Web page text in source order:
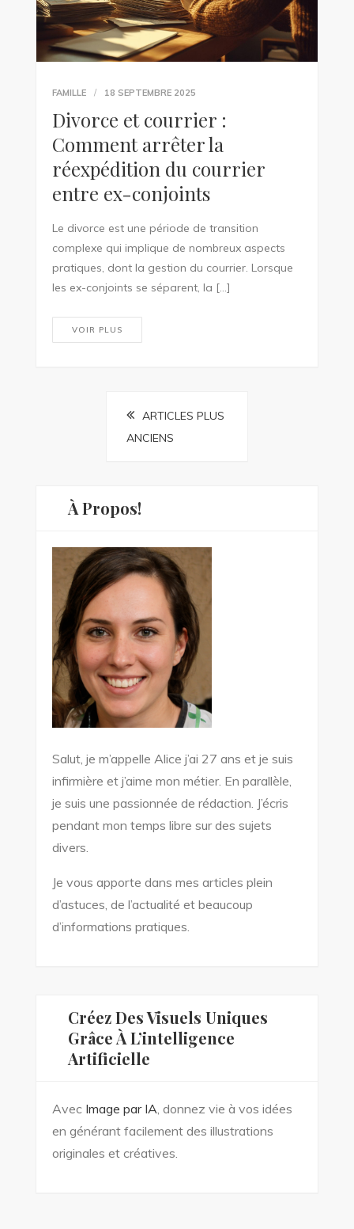
FAMILLE 18 SEPTEMBRE 2025
Divorce et courrier :
Comment arrêter la
réexpédition du courrier
entre ex-conjoints
Le divorce est une période de transition
complexe qui implique de nombreux aspects
pratiques, dont la gestion du courrier. Lorsque
les ex-conjoints se séparent, la […]
VOIR PLUS
Navigation
articles
ARTICLES PLUS
ANCIENS
À Propos!
Salut, je m’appelle Alice j’ai 27 ans et je suis
infirmière et j’aime mon métier. En parallèle,
je suis une passionnée de rédaction. J’écris
pendant mon temps libre sur des sujets
divers.
Je vous apporte dans mes articles plein
d’astuces, de l’actualité et beaucoup
d’informations pratiques.
Créez Des Visuels Uniques
Grâce À L’intelligence
Artificielle
Avec Image par IA, donnez vie à vos idées
en générant facilement des illustrations
originales et créatives.